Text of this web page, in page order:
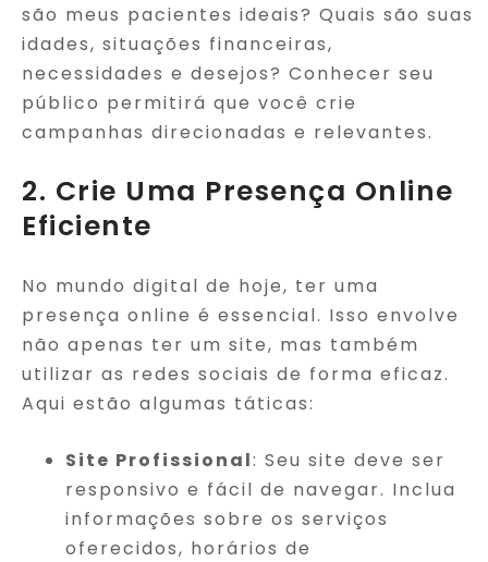
são meus pacientes ideais? Quais são suas
idades, situações financeiras,
necessidades e desejos? Conhecer seu
público permitirá que você crie
campanhas direcionadas e relevantes.
2. Crie Uma Presença Online
Eficiente
No mundo digital de hoje, ter uma
presença online é essencial. Isso envolve
não apenas ter um site, mas também
utilizar as redes sociais de forma eficaz.
Aqui estão algumas táticas:
Site Profissional: Seu site deve ser
responsivo e fácil de navegar. Inclua
informações sobre os serviços
oferecidos, horários de